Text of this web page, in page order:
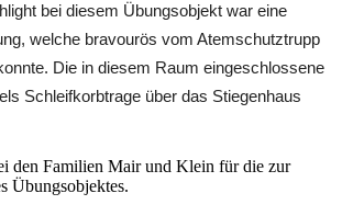
bei diesem Übungsobjekt war eine
welche bravourös vom Atemschutztrupp
Die in diesem Raum eingeschlossene
Schleifkorbtrage über das Stiegenhaus
den Familien Mair und Klein für die zur
Übungsobjektes.